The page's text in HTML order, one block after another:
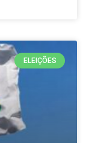
ELEIÇÕES